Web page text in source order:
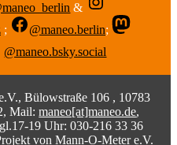
&
; @maneo.berlin;
@maneo.bsky.social
Bülowstraße 106 , 10783
Mail:maneo[at]maneo.de,
19 Uhr: 030-216 33 36
von Mann-O-Meter e.V.